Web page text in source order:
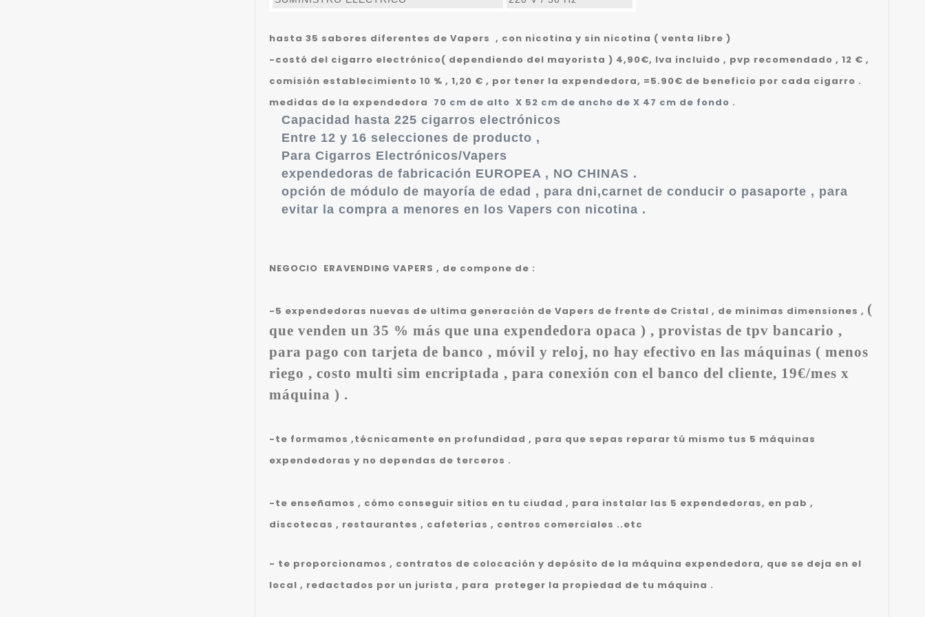
hasta 35 sabores diferentes de Vapers , con nicotina y sin nicotina ( venta libre )
-costó del cigarro electrónico( dependiendo del mayorista ) 4,90€, Iva incluido , pvp recomendado , 12 € ,
comisión establecimiento 10 % , 1,20 € , por tener la expendedora, =5.90€ de beneficio por cada cigarro .
medidas de la expendedora 70 cm de alto X 52 cm de ancho de X 47 cm de fondo .
Capacidad hasta 225 cigarros electrónicos
Entre 12 y 16 selecciones de producto ,
Para Cigarros Electrónicos/Vapers
expendedoras de fabricación EUROPEA , NO CHINAS .
opción de módulo de mayoría de edad , para dni,carnet de conducir o pasaporte , para
evitar la compra a menores en los Vapers con nicotina .
NEGOCIO ERAVENDING VAPERS , de compone de :
-5 expendedoras nuevas de ultima generación de Vapers de frente de Cristal , de mínimas dimensiones , (
que venden un 35 % más que una expendedora opaca ) , provistas de tpv bancario ,
para pago con tarjeta de banco , móvil y reloj, no hay efectivo en las máquinas ( menos
riego , costo multi sim encriptada , para conexión con el banco del cliente, 19€/mes x
máquina ) .
-te formamos ,técnicamente en profundidad , para que sepas reparar tú mismo tus 5 máquinas
expendedoras y no dependas de terceros .
-te enseñamos , cómo conseguir sitios en tu ciudad , para instalar las 5 expendedoras, en pab ,
discotecas , restaurantes , cafeterías , centros comerciales ..etc
- te proporcionamos , contratos de colocación y depósito de la máquina expendedora, que se deja en el
local , redactados por un jurista , para proteger la propiedad de tu máquina .